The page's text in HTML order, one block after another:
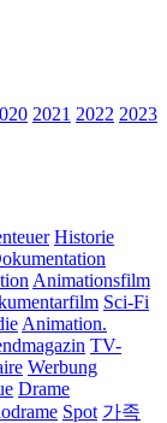
2021 2022 2023
Historie
Animationsfilm
Sci-Fi
Animation.
TV-
Werbung
Drame
Spot 가족